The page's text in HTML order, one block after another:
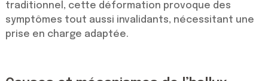
traditionnel, cette déformation provoque des
symptômes tout aussi invalidants, nécessitant une
prise en charge adaptée.